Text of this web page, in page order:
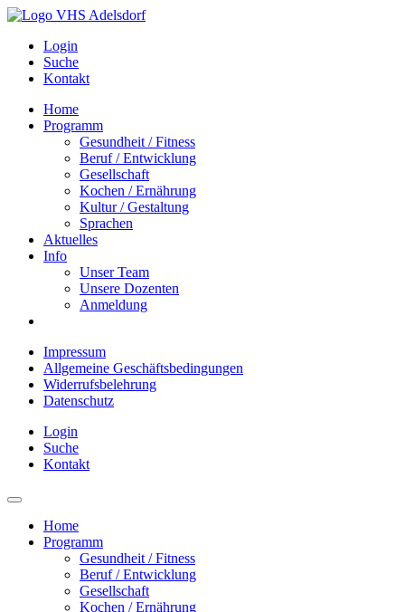
Login
Suche
Kontakt
Home
Programm
Gesundheit / Fitness
Beruf / Entwicklung
Gesellschaft
Kochen / Ernährung
Kultur / Gestaltung
Sprachen
Aktuelles
Info
Unser Team
Unsere Dozenten
Anmeldung
Impressum
Allgemeine Geschäftsbedingungen
Widerrufsbelehrung
Datenschutz
Login
Suche
Kontakt
Home
Programm
Gesundheit / Fitness
Beruf / Entwicklung
Gesellschaft
Kochen / Ernährung